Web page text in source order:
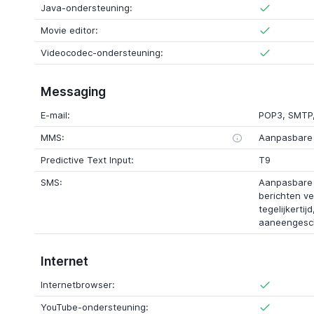
Java-ondersteuning:
Movie editor:
Videocodec-ondersteuning:
Messaging
E-mail:
POP3,
MMS:
Predictive Text Input:
T9
SMS:
berichten
Internet
Internetbrowser:
YouTube-ondersteuning: